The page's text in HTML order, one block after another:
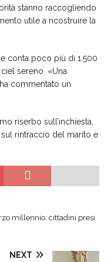
stanno raccogliendo
utile a ricostruire la
conta poco più di 1.500
sereno. «Una
commentato un
riserbo sull’inchiesta,
sul rintraccio del marito e
millennio: cittadini presi
NEXT